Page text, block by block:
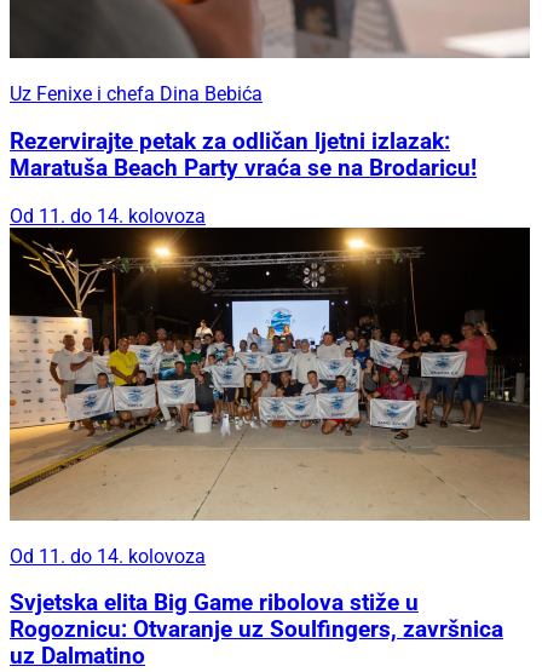
Uz Fenixe i chefa Dina Bebića
Rezervirajte petak za odličan ljetni izlazak:
Maratuša Beach Party vraća se na Brodaricu!
Od 11. do 14. kolovoza
Od 11. do 14. kolovoza
Svjetska elita Big Game ribolova stiže u
Rogoznicu: Otvaranje uz Soulfingers, završnica
uz Dalmatino